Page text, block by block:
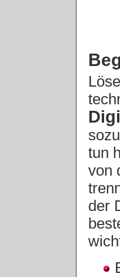
tun
von
der